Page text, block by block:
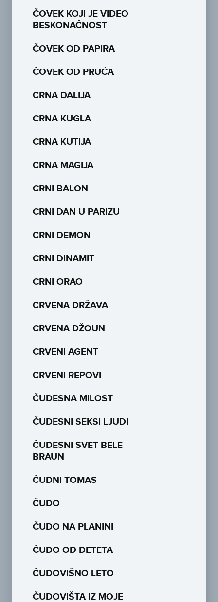
ČOVEK KOJI JE VIDEO
BESKONAČNOST
ČOVEK OD PAPIRA
ČOVEK OD PRUĆA
CRNA DALIJA
CRNA KUGLA
CRNA KUTIJA
CRNA MAGIJA
CRNI BALON
CRNI DAN U PARIZU
CRNI DEMON
CRNI DINAMIT
CRNI ORAO
CRVENA DRŽAVA
CRVENA DŽOUN
CRVENI AGENT
CRVENI REPOVI
ČUDESNA MILOST
ČUDESNI SEKSI LJUDI
ČUDESNI SVET BELE
BRAUN
ČUDNI TOMAS
ČUDO
ČUDO NA PLANINI
ČUDO OD DETETA
ČUDOVIŠNO LETO
ČUDOVIŠTA IZ MOJE